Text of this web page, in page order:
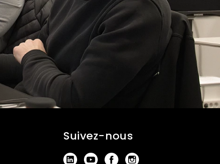
Suivez-nous